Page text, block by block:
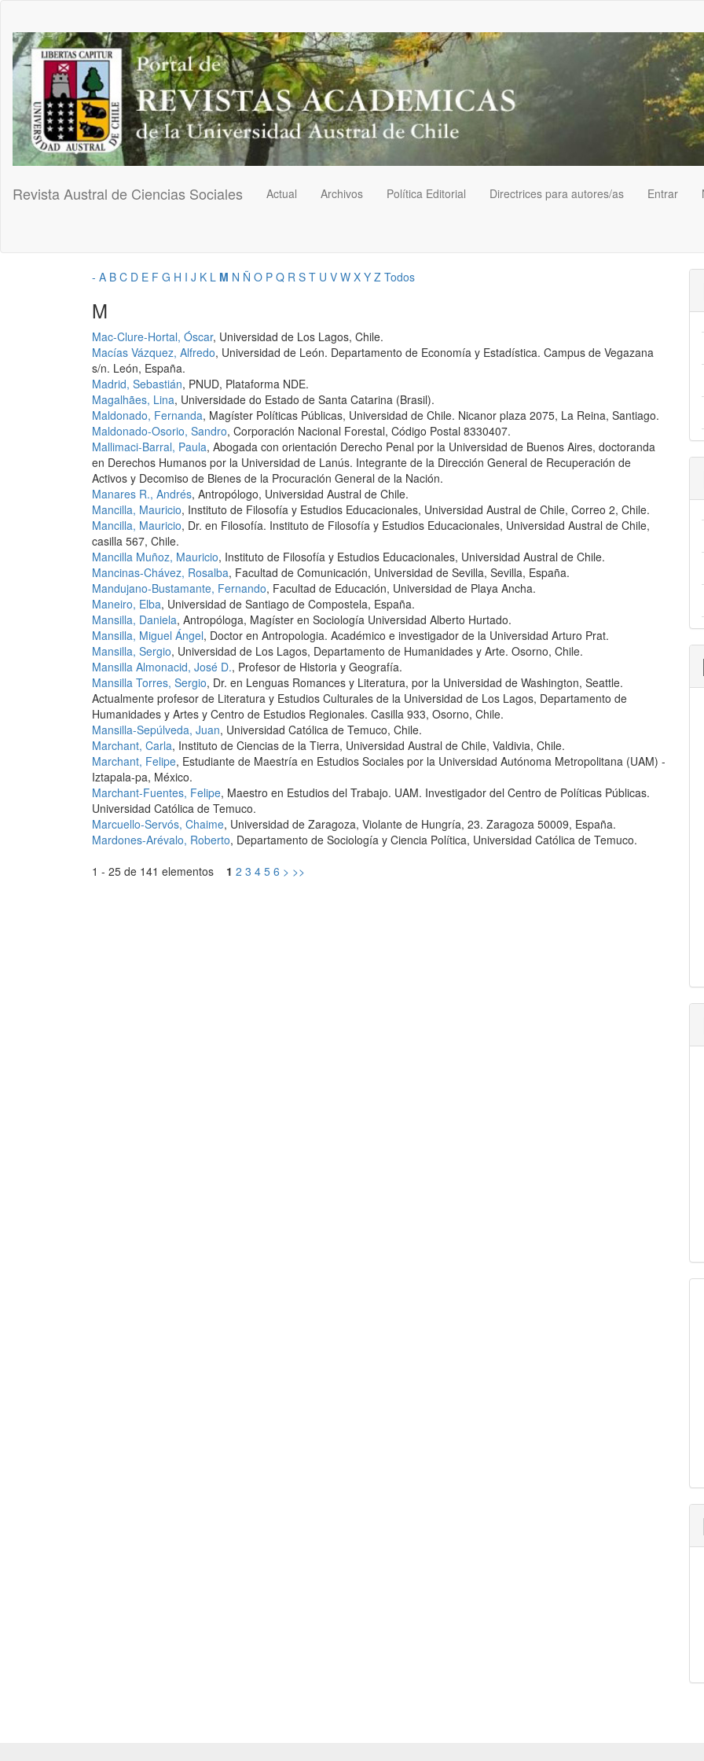
Contenido
principal
Barra
lateral
Revista Austral de Ciencias Sociales Actual Archivos Política Editorial Directrices para autores/as Entrar
- A B C D E F G H I J K L M N Ñ O P Q R S T U V W X Y Z Todos
M
Mac-Clure-Hortal, Óscar, Universidad de Los Lagos, Chile.
Macías Vázquez, Alfredo, Universidad de León. Departamento de Economía y Estadística. Campus de Vegazana
s/n. León, España.
Madrid, Sebastián, PNUD, Plataforma NDE.
Magalhães, Lina, Universidade do Estado de Santa Catarina (Brasil).
Maldonado, Fernanda, Magíster Políticas Públicas, Universidad de Chile. Nicanor plaza 2075, La Reina, Santiago.
Maldonado-Osorio, Sandro, Corporación Nacional Forestal, Código Postal 8330407.
Mallimaci-Barral, Paula, Abogada con orientación Derecho Penal por la Universidad de Buenos Aires, doctoranda
en Derechos Humanos por la Universidad de Lanús. Integrante de la Dirección General de Recuperación de
Activos y Decomiso de Bienes de la Procuración General de la Nación.
Manares R., Andrés, Antropólogo, Universidad Austral de Chile.
Mancilla, Mauricio, Instituto de Filosofía y Estudios Educacionales, Universidad Austral de Chile, Correo 2, Chile.
Mancilla, Mauricio, Dr. en Filosofía. Instituto de Filosofía y Estudios Educacionales, Universidad Austral de Chile,
casilla 567, Chile.
Mancilla Muñoz, Mauricio, Instituto de Filosofía y Estudios Educacionales, Universidad Austral de Chile.
Mancinas-Chávez, Rosalba, Facultad de Comunicación, Universidad de Sevilla, Sevilla, España.
Mandujano-Bustamante, Fernando, Facultad de Educación, Universidad de Playa Ancha.
Maneiro, Elba, Universidad de Santiago de Compostela, España.
Mansilla, Daniela, Antropóloga, Magíster en Sociología Universidad Alberto Hurtado.
Mansilla, Miguel Ángel, Doctor en Antropologia. Académico e investigador de la Universidad Arturo Prat.
Mansilla, Sergio, Universidad de Los Lagos, Departamento de Humanidades y Arte. Osorno, Chile.
Mansilla Almonacid, José D., Profesor de Historia y Geografía.
Mansilla Torres, Sergio, Dr. en Lenguas Romances y Literatura, por la Universidad de Washington, Seattle.
Actualmente profesor de Literatura y Estudios Culturales de la Universidad de Los Lagos, Departamento de
Humanidades y Artes y Centro de Estudios Regionales. Casilla 933, Osorno, Chile.
Mansilla-Sepúlveda, Juan, Universidad Católica de Temuco, Chile.
Marchant, Carla, Instituto de Ciencias de la Tierra, Universidad Austral de Chile, Valdivia, Chile.
Marchant, Felipe, Estudiante de Maestría en Estudios Sociales por la Universidad Autónoma Metropolitana (UAM) -
Iztapala-pa, México.
Marchant-Fuentes, Felipe, Maestro en Estudios del Trabajo. UAM. Investigador del Centro de Políticas Públicas.
Universidad Católica de Temuco.
Marcuello-Servós, Chaime, Universidad de Zaragoza, Violante de Hungría, 23. Zaragoza 50009, España.
Mardones-Arévalo, Roberto, Departamento de Sociología y Ciencia Política, Universidad Católica de Temuco.
1 - 25 de 141 elementos 1 2 3 4 5 6 > >>